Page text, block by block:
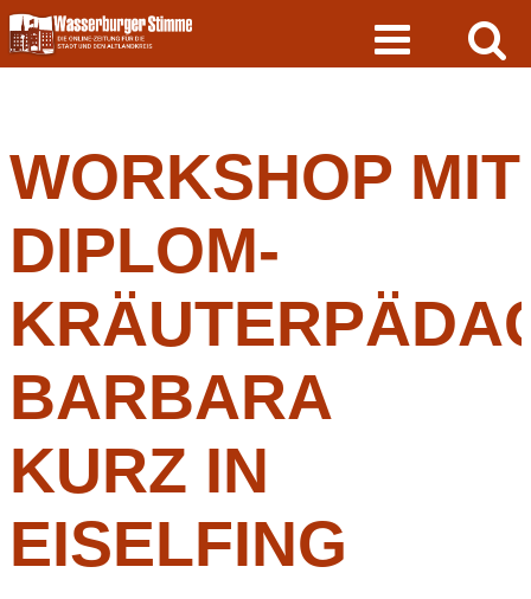
Skip
to
content
WORKSHOP MIT
DIPLOM-
BARBARA
KURZ IN
EISELFING